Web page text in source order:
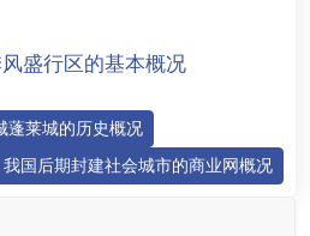
盛行区的基本概况
蓬莱城的历史概况
国后期封建社会城市的商业网概况